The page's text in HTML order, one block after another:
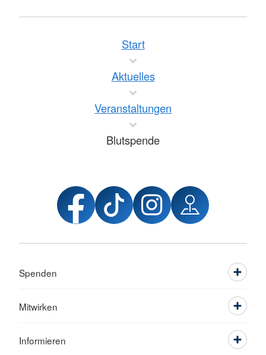
Start
Aktuelles
Veranstaltungen
Blutspende
Spenden
Mitwirken
Informieren